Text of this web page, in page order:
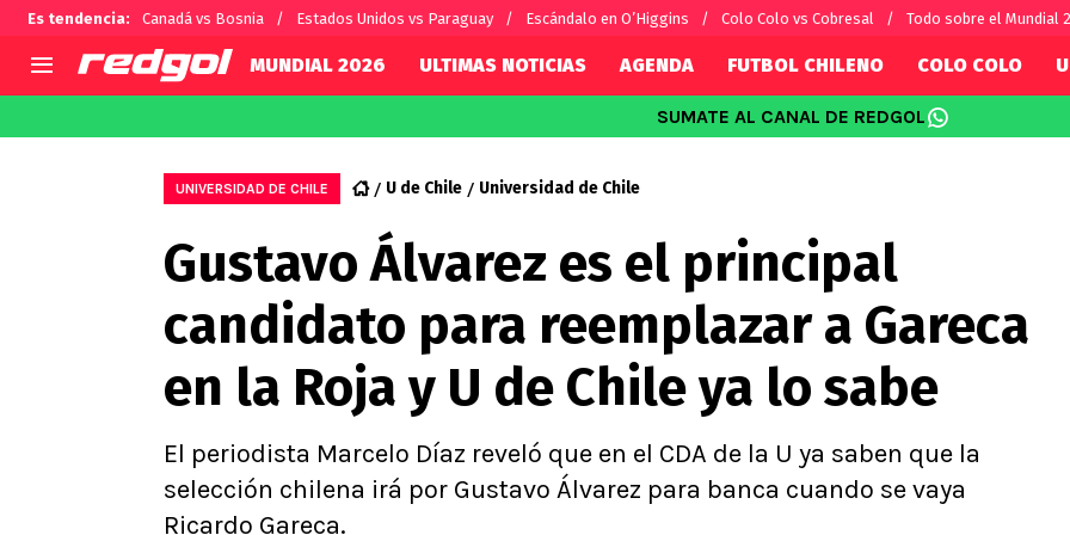
Es tendencia: Canadá vs Bosnia Estados Unidos vs Paraguay Escándalo en O’Higgins Colo Colo vs Cobresal Todo sobre el Mundial
Selección Chilena
U de Chile
U Católica
Campeonato Nacional
Primera B
Segunda División
Copa Chile
Supercopa Chile
Campeonato Femenino
Fútbol Internacional
Alexis Sánchez
Carlos Palacios
Chilenos por el mundo
Fútbol Argentino
Fútbol Brasileño
Premier
Serie A
MUNDIAL 2026 ULTIMAS NOTICIAS AGENDA FUTBOL CHILENO COLO COLO
SUMATE AL CANAL DE REDGOL
UNIVERSIDAD DE CHILE U de Chile Universidad de Chile
Gustavo Álvarez es el principal
candidato para reemplazar a Gareca
en la Roja y U de Chile ya lo sabe
El periodista Marcelo Díaz reveló que en el CDA de la U ya saben que la
selección chilena irá por Gustavo Álvarez para banca cuando se vaya
Ricardo Gareca.